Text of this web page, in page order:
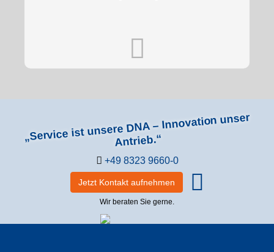
„Service ist unsere DNA – Innovation unser
Antrieb.“
+49 8323 9660-0
Jetzt Kontakt aufnehmen
Wir beraten Sie gerne.